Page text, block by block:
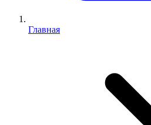
Главная